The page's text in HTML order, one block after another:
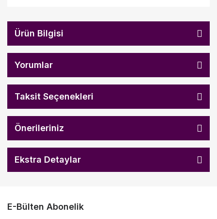
Ürün Bilgisi
Yorumlar
Taksit Seçenekleri
Önerileriniz
Ekstra Detaylar
E-Bülten Abonelik